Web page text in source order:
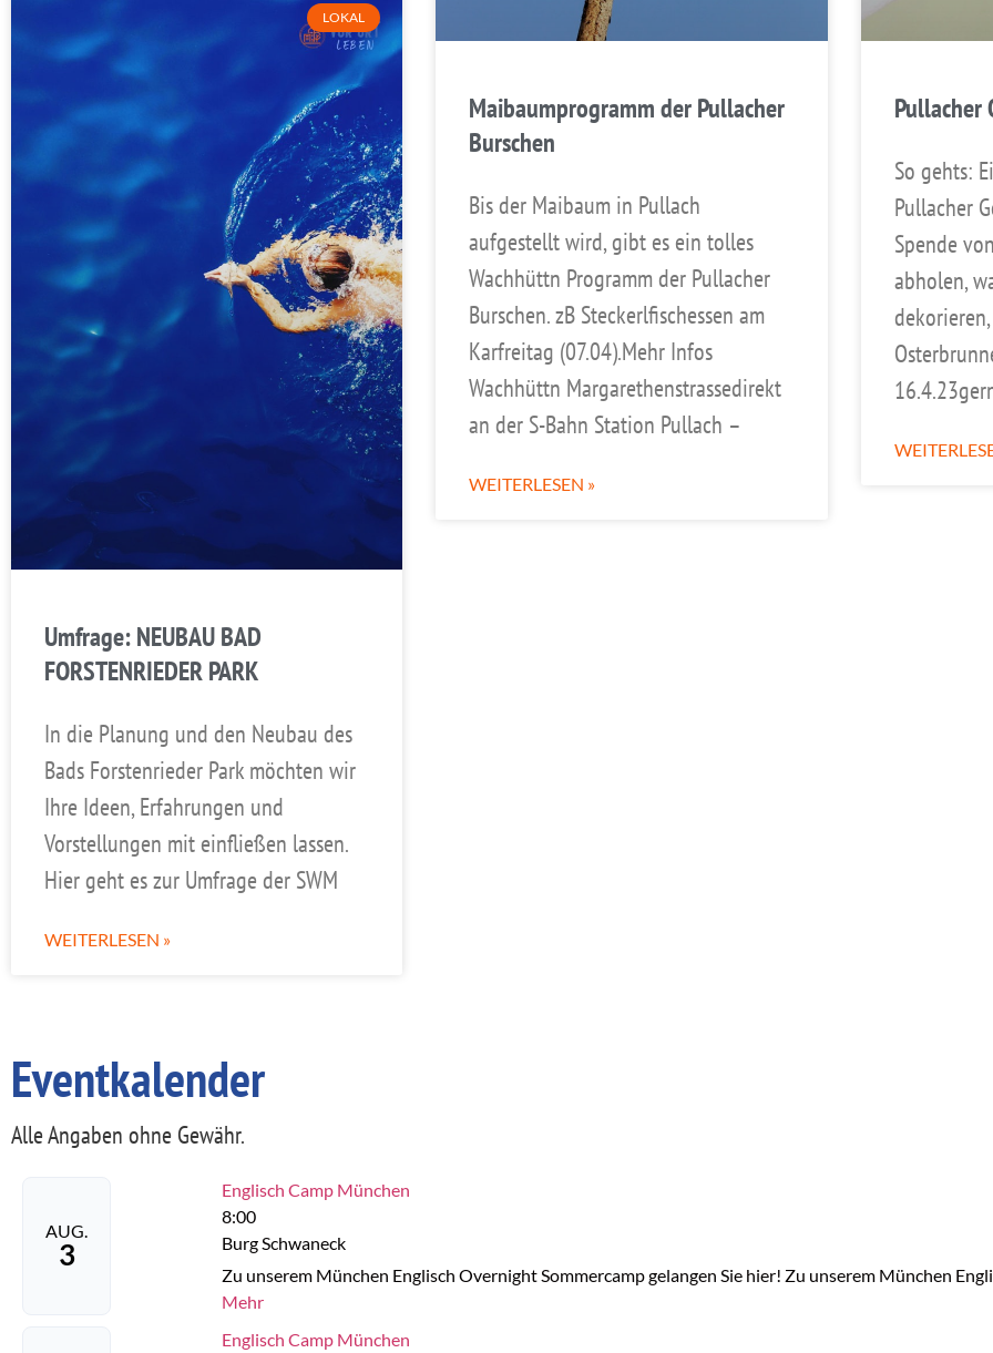
Maibaumprogramm der Pullacher
Burschen
Bis der Maibaum in Pullach
aufgestellt wird, gibt es ein tolles
Wachhüttn Programm der Pullacher
Burschen. zB Steckerlfischessen am
Karfreitag (07.04).Mehr Infos
Wachhüttn Margarethenstrassedirekt
an der S-Bahn Station Pullach –
WEITERLESEN »
Pullacher
So gehts:
Pullacher
Spende
abholen,
LOKAL
Umfrage: NEUBAU BAD
FORSTENRIEDER PARK
In die Planung und den Neubau des
Bads Forstenrieder Park möchten wir
Ihre Ideen, Erfahrungen und
Vorstellungen mit einfließen lassen.
Hier geht es zur Umfrage der SWM
WEITERLESEN »
Eventkalender
Alle Angaben ohne Gewähr.
AUG.
3
Englisch Camp München
8:00
Burg Schwaneck
Zu unserem München Englisch Overnight Sommercamp gelangen Sie hier! Zu unserem München
Mehr
Englisch Camp München